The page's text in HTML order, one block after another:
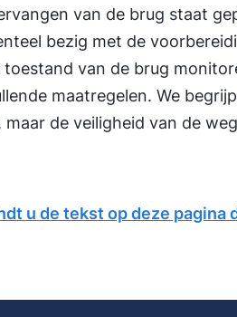
van de brug staat
bezig met de
toestand van de brug
maatregelen. We
maar de veiligheid van de
u de tekst op deze pagina